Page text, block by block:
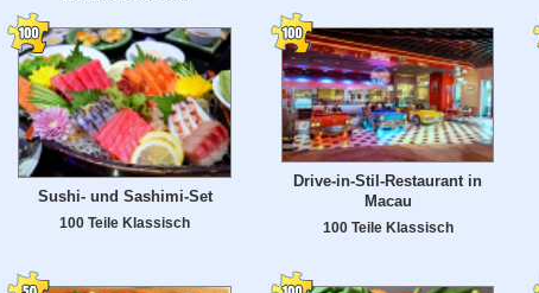
Sushi- und Sashimi-Set
100 Teile Klassisch
Drive-in-Stil-Restaurant in
Macau
100 Teile Klassisch